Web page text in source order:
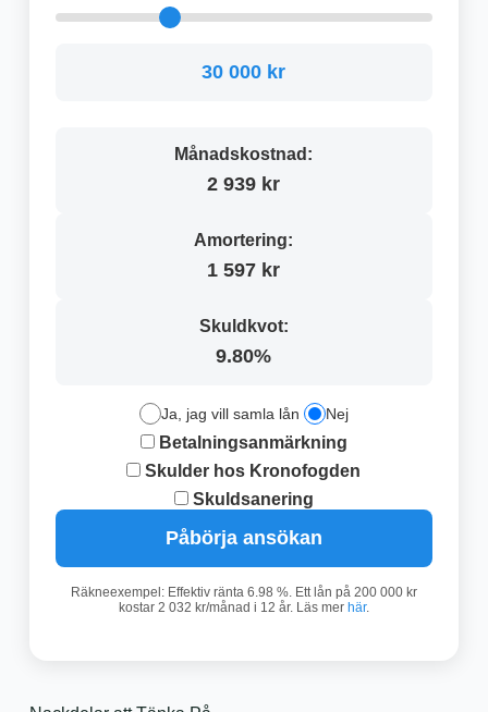
30 000 kr
Månadskostnad:
2 939 kr
Amortering:
1 597 kr
Skuldkvot:
9.80%
Ja, jag vill samla lån Nej
Betalningsanmärkning
Skulder hos Kronofogden
Skuldsanering
Påbörja ansökan
Räkneexempel: Effektiv ränta 6.98 %. Ett lån på 200 000 kr
kostar 2 032 kr/månad i 12 år. Läs mer här.